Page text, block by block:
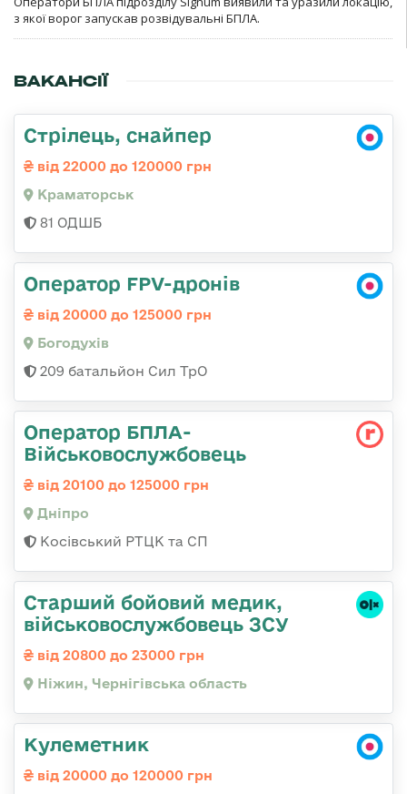
з якої ворог запускав розвідувальні БПЛА.
ВАКАНСІЇ
Стрілець, снайпер
від 22000 до 120000 грн
Краматорськ
81 ОДШБ
Оператор FPV-дронів
від 20000 до 125000 грн
Богодухів
209 батальйон Сил ТрО
Оператор БПЛА-
Військовослужбовець
від 20100 до 125000 грн
Дніпро
Косівський РТЦК та СП
Старший бойовий медик,
військовослужбовець ЗСУ
від 20800 до 23000 грн
Ніжин, Чернігівська область
Кулеметник
від 20000 до 120000 грн